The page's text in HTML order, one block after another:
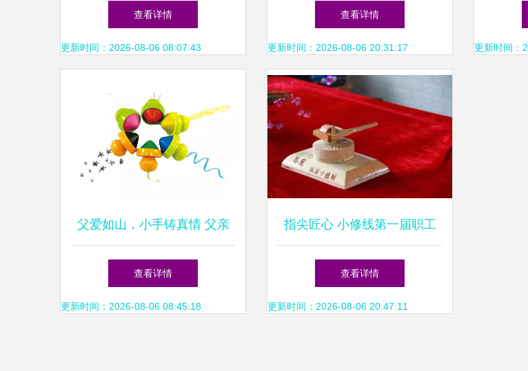
俗之美
查看详情
更新时间：2026-08-06 08:07:43
物品化作精美手工艺品
查看详情
更新时间：2026-08-06 20:31:17
组
更新时间：
父爱如山，小手铸真情 父亲
节最佳幼儿手工艺品指南
查看详情
更新时间：2026-08-06 08:45:18
指尖匠心 小修线第一届职工
手工艺品比赛圆满落幕
查看详情
更新时间：2026-08-06 20:47:11